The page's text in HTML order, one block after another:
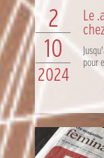
2
10
2024
Le
pour